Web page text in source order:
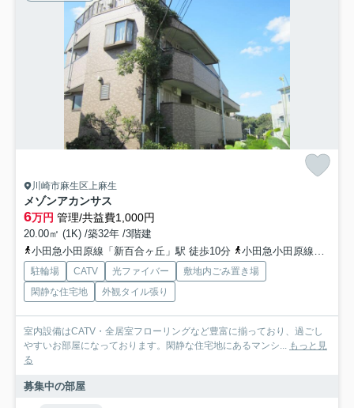
川崎市麻生区上麻生
メゾンアカンサス
6万円 管理/共益費1,000円
20.00㎡ (1K) /築32年 /3階建
小田急小田原線「新百合ヶ丘」駅 徒歩10分
小田急小田原線「柿生」駅 徒歩19分
駐輪場 CATV 光ファイバー
敷地内ごみ置き場
閑静な住宅地
外観タイル張り
室内設備はCATV・全居室フローリングなど豊富に揃っており、過ごし
やすいお部屋になっております。閑静な住宅地にあるマンシ...
もっと見
る
募集中の部屋